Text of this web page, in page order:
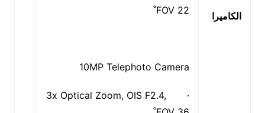
الكاميرا
FOV 22˚
10MP Telephoto Camera
· 3x Optical Zoom, OIS F2.4,